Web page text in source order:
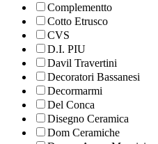
Complementto
Cotto Etrusco
CVS
D.I. PIU
Davil Travertini
Decoratori Bassanesi
Decormarmi
Del Conca
Disegno Ceramica
Dom Ceramiche